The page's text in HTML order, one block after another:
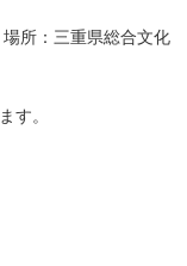
：三重県総合文化
す。